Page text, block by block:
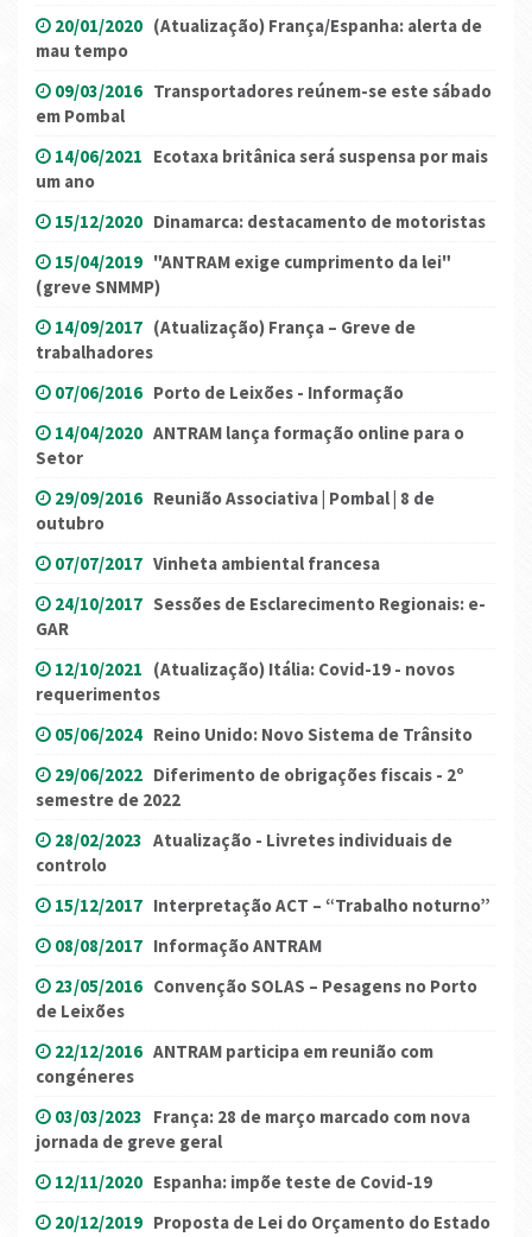
20/01/2020 (Atualização) França/Espanha: alerta de
mau tempo
09/03/2016 Transportadores reúnem-se este sábado
em Pombal
14/06/2021 Ecotaxa britânica será suspensa por mais
um ano
15/12/2020 Dinamarca: destacamento de motoristas
15/04/2019 "ANTRAM exige cumprimento da lei"
(greve SNMMP)
14/09/2017 (Atualização) França – Greve de
trabalhadores
07/06/2016 Porto de Leixões - Informação
14/04/2020 ANTRAM lança formação online para o
Setor
29/09/2016 Reunião Associativa | Pombal | 8 de
outubro
07/07/2017 Vinheta ambiental francesa
24/10/2017 Sessões de Esclarecimento Regionais: e-
GAR
12/10/2021 (Atualização) Itália: Covid-19 - novos
requerimentos
05/06/2024 Reino Unido: Novo Sistema de Trânsito
29/06/2022 Diferimento de obrigações fiscais - 2º
semestre de 2022
28/02/2023 Atualização - Livretes individuais de
controlo
15/12/2017 Interpretação ACT – “Trabalho noturno”
08/08/2017 Informação ANTRAM
23/05/2016 Convenção SOLAS – Pesagens no Porto
de Leixões
22/12/2016 ANTRAM participa em reunião com
congéneres
03/03/2023 França: 28 de março marcado com nova
jornada de greve geral
12/11/2020 Espanha: impõe teste de Covid-19
20/12/2019 Proposta de Lei do Orçamento do Estado